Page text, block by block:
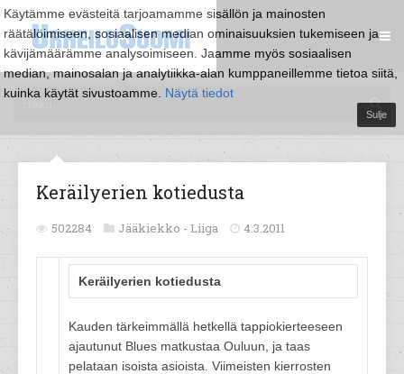
Käytämme evästeitä tarjoamamme sisällön ja mainosten
räätälöimiseen, sosiaalisen median ominaisuuksien tukemiseen ja
kävijämäärämme analysoimiseen. Jaamme myös sosiaalisen
median, mainosalan ja analytiikka-alan kumppaneillemme tietoa siitä,
kuinka käytät sivustoamme. Näytä tiedot
Sulje
Keräilyerien kotiedusta
502284 Jääkiekko - Liiga 4.3.2011
Keräilyerien kotiedusta
Kauden tärkeimmällä hetkellä tappiokierteeseen
ajautunut Blues matkustaa Ouluun, ja taas
pelataan isoista asioista. Viimeisten kierrosten